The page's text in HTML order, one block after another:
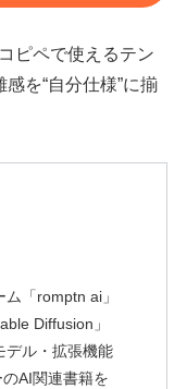
ピペで使えるテン
を“自分仕様”に揃
「romptn ai」
Diffusion」
デル・拡張機能
AI関連書籍を